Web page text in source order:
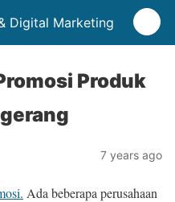
Digital Marketing
Produk
7 years ago
Ada beberapa perusahaan